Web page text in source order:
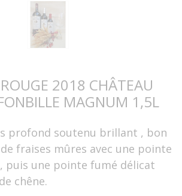
2018 CHÂTEAU
MAGNUM 1,5L
profond soutenu brillant , bon
fraises mûres avec une pointe
puis une pointe fumé délicat
chêne.